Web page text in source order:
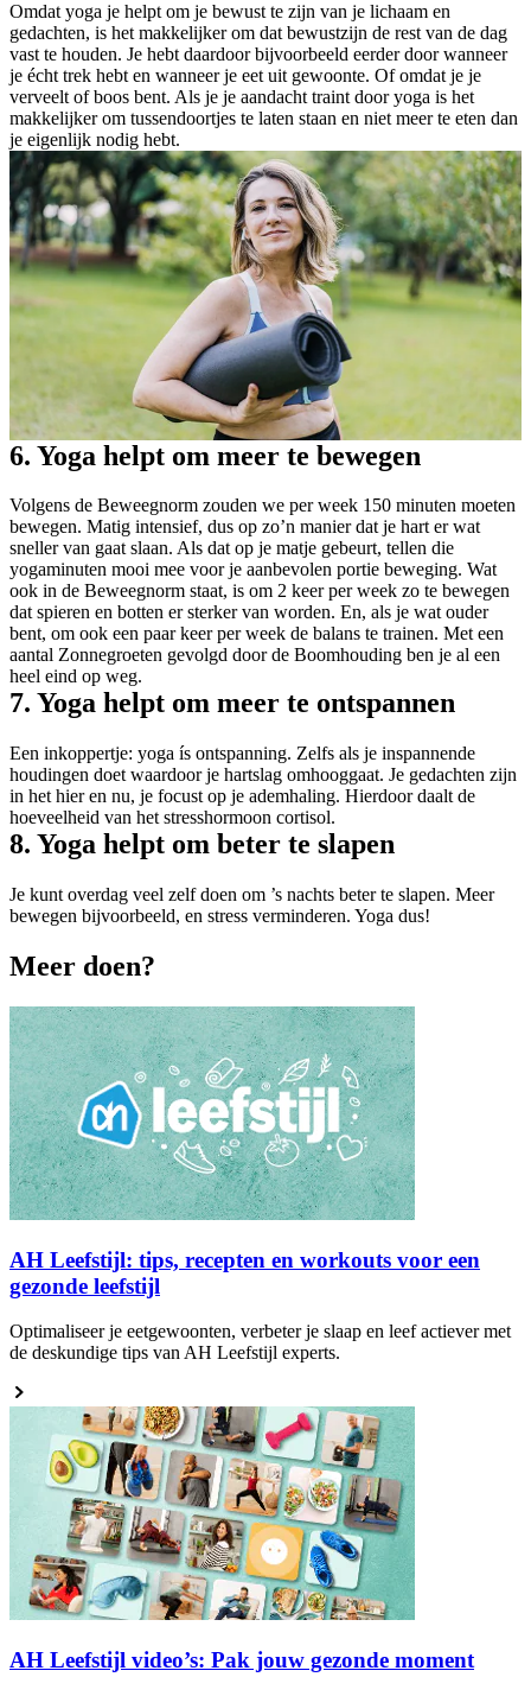
Omdat yoga je helpt om je bewust te zijn van je lichaam en
gedachten, is het makkelijker om dat bewustzijn de rest van de dag
vast te houden. Je hebt daardoor bijvoorbeeld eerder door wanneer
je écht trek hebt en wanneer je eet uit gewoonte. Of omdat je je
verveelt of boos bent. Als je je aandacht traint door yoga is het
makkelijker om tussendoortjes te laten staan en niet meer te eten dan
je eigenlijk nodig hebt.
6. Yoga helpt om meer te bewegen
Volgens de Beweegnorm zouden we per week 150 minuten moeten
bewegen. Matig intensief, dus op zo’n manier dat je hart er wat
sneller van gaat slaan. Als dat op je matje gebeurt, tellen die
yogaminuten mooi mee voor je aanbevolen portie beweging. Wat
ook in de Beweegnorm staat, is om 2 keer per week zo te bewegen
dat spieren en botten er sterker van worden. En, als je wat ouder
bent, om ook een paar keer per week de balans te trainen. Met een
aantal Zonnegroeten gevolgd door de Boomhouding ben je al een
heel eind op weg.
7. Yoga helpt om meer te ontspannen
Een inkoppertje: yoga ís ontspanning. Zelfs als je inspannende
houdingen doet waardoor je hartslag omhooggaat. Je gedachten zijn
in het hier en nu, je focust op je ademhaling. Hierdoor daalt de
hoeveelheid van het stresshormoon cortisol.
8. Yoga helpt om beter te slapen
Je kunt overdag veel zelf doen om ’s nachts beter te slapen. Meer
bewegen bijvoorbeeld, en stress verminderen. Yoga dus!
Meer doen?
AH Leefstijl: tips, recepten en workouts voor een
gezonde leefstijl
Optimaliseer je eetgewoonten, verbeter je slaap en leef actiever met
de deskundige tips van AH Leefstijl experts.
AH Leefstijl video’s: Pak jouw gezonde moment